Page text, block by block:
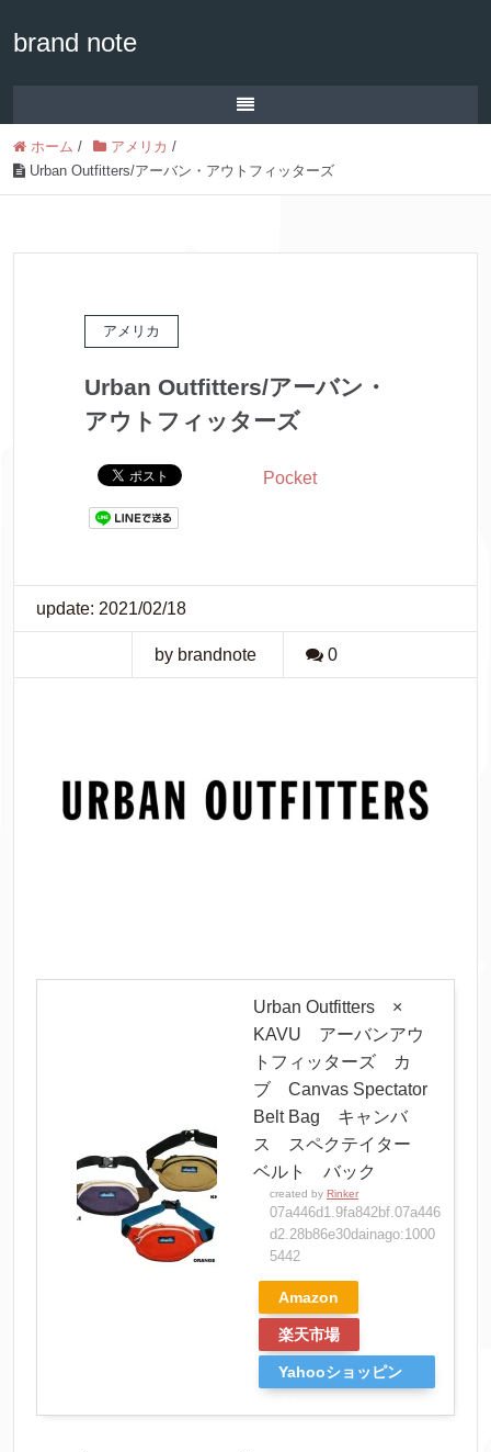
brand note
ホーム / アメリカ /
Urban Outfitters/アーバン・アウトフィッターズ
アメリカ
Urban Outfitters/アーバン・
アウトフィッターズ
Pocket
update: 2021/02/18
by brandnote 0
Urban Outfitters ×
KAVU アーバンアウ
トフィッターズ カ
ブ Canvas Spectator
Belt Bag キャンバ
ス スペクテイター
ベルト バック
created by Rinker
07a446d1.9fa842bf.07a446
d2.28b86e30dainago:1000
5442
Amazon
楽天市場
Yahooショッピン